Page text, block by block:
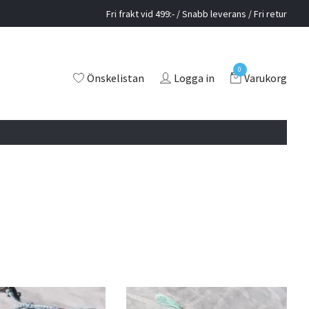
Fri frakt vid 499:- / Snabb leverans / Fri retur
Önskelistan Logga in
0
Varukorg